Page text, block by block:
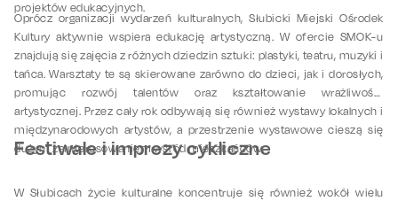
projektów edukacyjnych.
Oprócz organizacji wydarzeń kulturalnych, Słubicki Miejski Ośrodek
Kultury aktywnie wspiera edukację artystyczną. W ofercie SMOK-u
znajdują się zajęcia z różnych dziedzin sztuki: plastyki, teatru, muzyki i
tańca. Warsztaty te są skierowane zarówno do dzieci, jak i dorosłych,
promując rozwój talentów oraz kształtowanie wrażliwości
artystycznej. Przez cały rok odbywają się również wystawy lokalnych i
międzynarodowych artystów, a przestrzenie wystawowe cieszą się
dużym zainteresowaniem wśród mieszkańców.
Festiwale i imprezy cykliczne
W Słubicach życie kulturalne koncentruje się również wokół wielu